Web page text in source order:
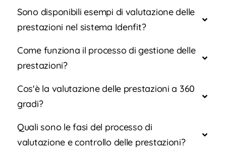
Sono disponibili esempi di valutazione delle
prestazioni nel sistema Idenfit?
Come funziona il processo di gestione delle
prestazioni?
Cos'è la valutazione delle prestazioni a 360
gradi?
Quali sono le fasi del processo di
valutazione e controllo delle prestazioni?